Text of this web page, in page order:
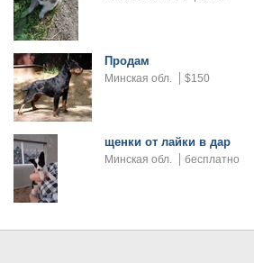
Продам
Минская обл. $150
щенки от лайки в дар
Минская обл. бесплатно